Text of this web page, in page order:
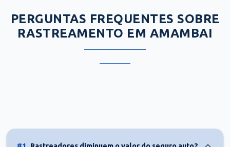
PERGUNTAS FREQUENTES SOBRE
RASTREAMENTO EM AMAMBAI